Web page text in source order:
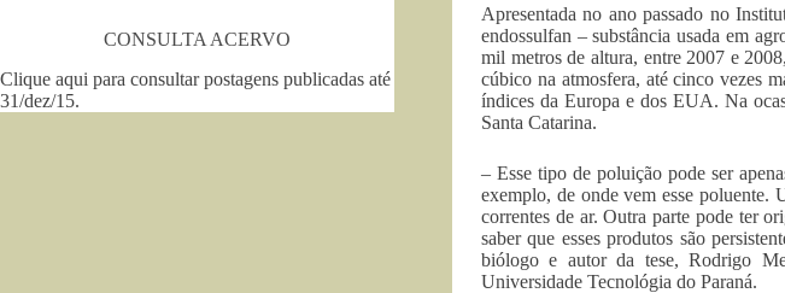
Apresentada no ano passado no
endossulfan – substância usada em
mil metros de altura, entre 2007 e
cúbico na atmosfera, até cinco vezes
índices da Europa e dos EUA. Na
Santa Catarina.
– Esse tipo de poluição pode ser
exemplo, de onde vem esse poluente.
correntes de ar. Outra parte pode ter
saber que esses produtos são
biólogo e autor da tese, Rodrigo
Universidade Tecnológia do Paraná.
CONSULTA ACERVO
Clique aqui para consultar postagens publicadas até
31/dez/15.